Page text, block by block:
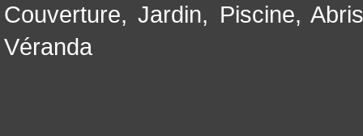
Couverture,Jardin, Piscine,
Véranda